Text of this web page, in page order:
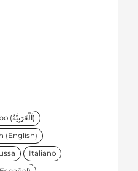
Arabo (اَلْعَرَبِيَّةُ)
(English)
Italiano